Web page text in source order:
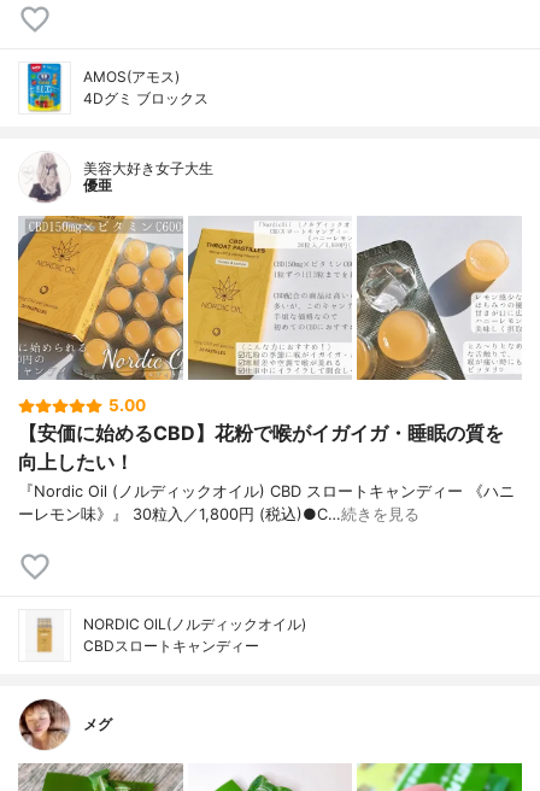
AMOS(アモス)
4Dグミ ブロックス
美容大好き女子大生
優亜
5.00
【安価に始めるCBD】花粉で喉がイガイガ・睡眠の質を
向上したい！
『Nordic Oil (ノルディックオイル) CBD スロートキャンディー 《ハニ
ーレモン味》』 30粒入／1,800円 (税込)●C…続きを見る
NORDIC OIL(ノルディックオイル)
CBDスロートキャンディー
メグ